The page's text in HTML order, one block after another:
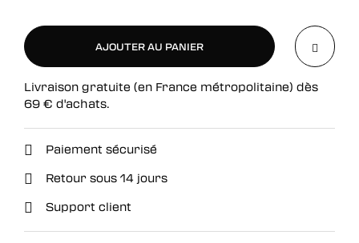
AJOUTER AU PANIER
AJOUTER AU PANIER
Livraison gratuite (en France métropolitaine) dès
69 € d'achats.
Paiement sécurisé
Retour sous 14 jours
Support client